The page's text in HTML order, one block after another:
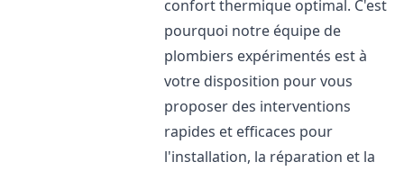
confort thermique optimal. C'est
pourquoi notre équipe de
plombiers expérimentés est à
votre disposition pour vous
proposer des interventions
rapides et efficaces pour
l'installation, la réparation et la